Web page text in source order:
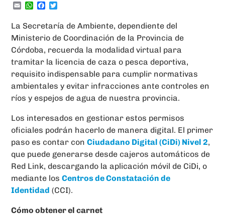
EmailWhatsApp
Facebook
La Secretaría de Ambiente, dependiente del
Ministerio de Coordinación de la Provincia de
Córdoba, recuerda la modalidad virtual para
tramitar la licencia de caza o pesca deportiva,
requisito indispensable para cumplir normativas
ambientales y evitar infracciones ante controles en
ríos y espejos de agua de nuestra provincia.
Los interesados en gestionar estos permisos
oficiales podrán hacerlo de manera digital. El primer
paso es contar conCiudadano Digital (CiDi) Nivel 2,
que puede generarse desde cajeros automáticos de
Red Link, descargando la aplicación móvil de CiDi, o
mediante losCentros de Constatación de
Identidad (CCI).
Cómo obtener el carnet